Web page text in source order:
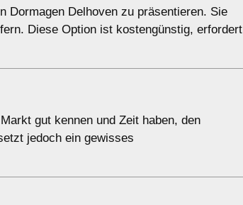
Dormagen Delhoven zu präsentieren. Sie
Diese Option ist kostengünstig, erfordert
gut kennen und Zeit haben, den
jedoch ein gewisses